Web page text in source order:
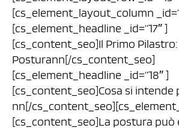
[cs_element_layout_column
[cs_element_headline _id=”17″ ]
[cs_content_seo]Il Primo Pilastro:
Posturann[/cs_content_seo]
[cs_element_headline _id=”18″ ]
[cs_content_seo]Cosa si intende
nn[/
[cs_content_seo]La postura può